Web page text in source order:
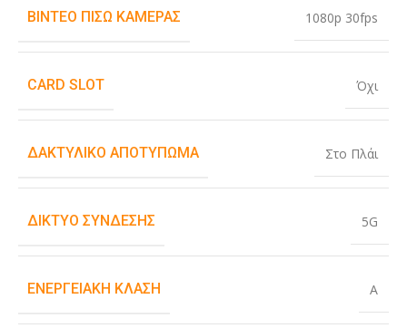
ΒΊΝΤΕΟ ΠΊΣΩ ΚΆΜΕΡΑΣ 1080p 30fps
CARD SLOT Όχι
ΔΑΚΤΥΛΙΚΌ ΑΠΟΤΎΠΩΜΑ Στο Πλάι
ΔΊΚΤΥΟ ΣΎΝΔΕΣΗΣ 5G
ΕΝΕΡΓΕΙΑΚΉ ΚΛΆΣΗ A